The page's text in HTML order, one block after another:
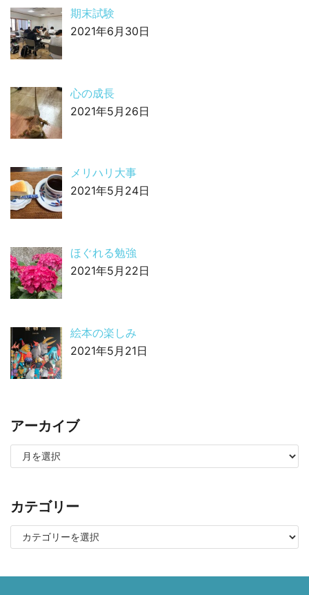
期末試験
2021年6月30日
心の成長
2021年5月26日
メリハリ大事
2021年5月24日
ほぐれる勉強
2021年5月22日
絵本の楽しみ
2021年5月21日
アーカイブ
カテゴリー